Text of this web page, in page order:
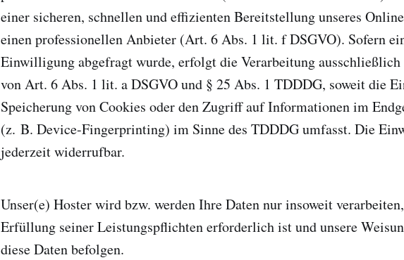
einer sicheren, schnellen und effizienten Bereitstellung unseres
einen professionellen Anbieter (Art. 6 Abs. 1 lit. f DSGVO). Sofern
Einwilligung abgefragt wurde, erfolgt die Verarbeitung ausschließlich
von Art. 6 Abs. 1 lit. a DSGVO und § 25 Abs. 1 TDDDG, soweit die
Speicherung von Cookies oder den Zugriff auf Informationen im
(z. B. Device-Fingerprinting) im Sinne des TDDDG umfasst. Die
jederzeit widerrufbar.
Unser(e) Hoster wird bzw. werden Ihre Daten nur insoweit
Erfüllung seiner Leistungspflichten erforderlich ist und unsere
diese Daten befolgen.